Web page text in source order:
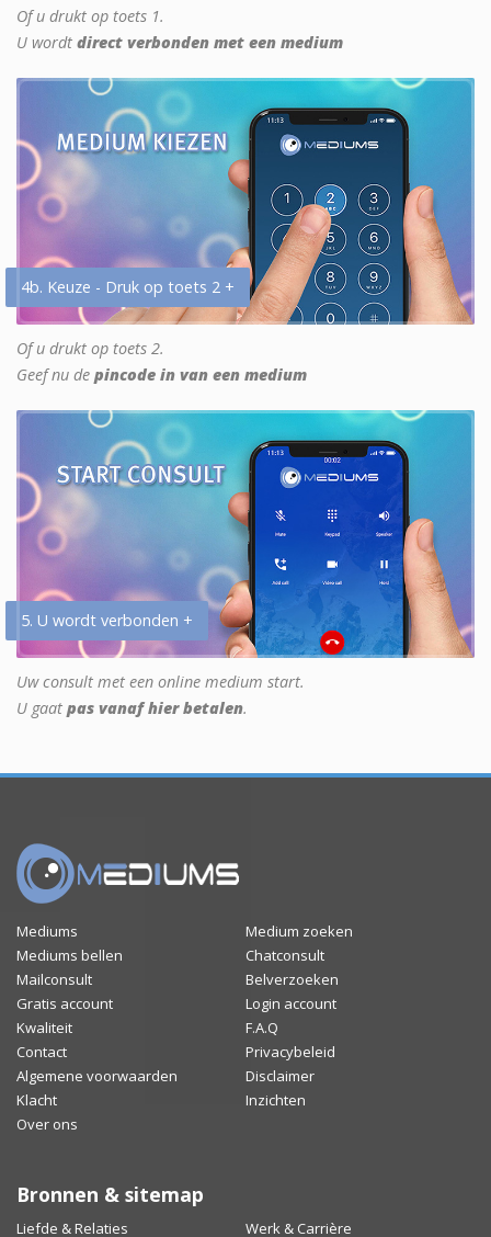
Of u drukt op toets 1.
U wordt direct verbonden met een medium
4b. Keuze - Druk op toets 2 +
Of u drukt op toets 2.
Geef nu de pincode in van een medium
5. U wordt verbonden +
Uw consult met een online medium start.
U gaat pas vanaf hier betalen.
Mediums
Medium zoeken
Mediums bellen
Chatconsult
Mailconsult
Belverzoeken
Gratis account
Login account
Kwaliteit
F.A.Q
Contact
Privacybeleid
Algemene voorwaarden
Disclaimer
Klacht
Inzichten
Over ons
Bronnen & sitemap
Liefde & Relaties Werk & Carrière